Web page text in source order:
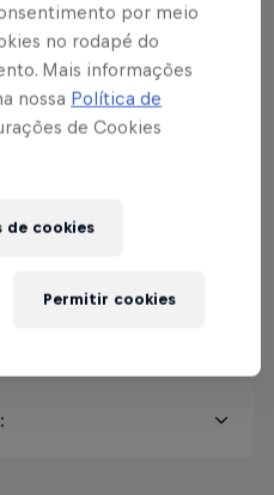
ser
lugar.
por meio
no rodapé do
Mais informações
nossa Política de
de Cookies
de cookies
Permitir cookies